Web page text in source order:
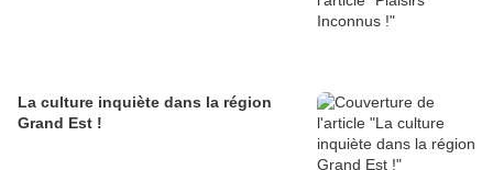
La culture inquiète dans la région
Grand Est !